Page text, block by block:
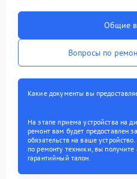
Общие
Вопросы по
Какие документы вы
На этапе приема устройства на
ремонт вам будет предоставлен
обязательств на ваше
по ремонту техники, вы
гарантийный талон.